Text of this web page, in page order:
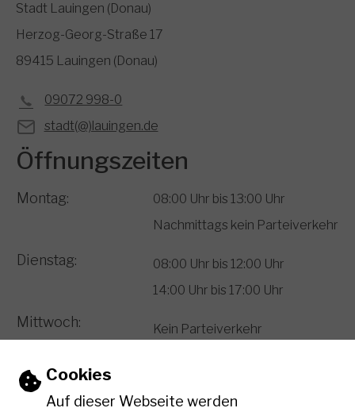
Einstellungen zu Cookies und
Cookies
Auf dieser Webseite werden
Stadt Lauingen (Donau)
Herzog-Georg-Straße 17
89415 Lauingen (Donau)
09072 998-0
stadt(@)lauingen.de
Öffnungszeiten
Montag:
Dienstag:
Mittwoch:
08:00 Uhr bis 13:00 Uhr
Nachmittags kein Parteiverkehr
08:00 Uhr bis 12:00 Uhr
14:00 Uhr bis 17:00 Uhr
Kein Parteiverkehr
14:00 Uhr bis 18:00 Uhr